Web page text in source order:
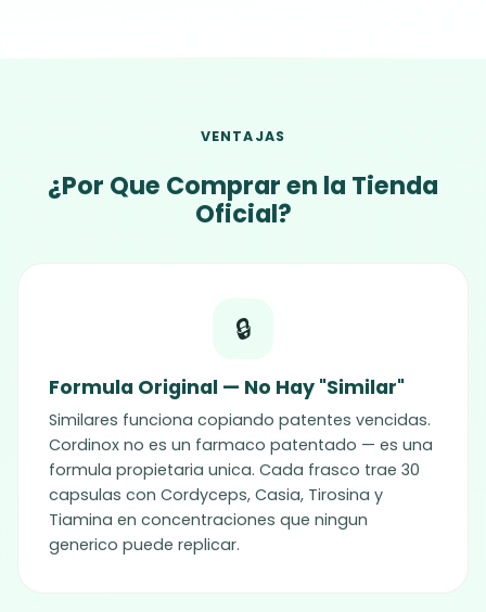
VENTAJAS
¿Por Que Comprar en la Tienda
Oficial?
🔒
Formula Original — No Hay "Similar"
Similares funciona copiando patentes vencidas.
Cordinox no es un farmaco patentado — es una
formula propietaria unica. Cada frasco trae 30
capsulas con Cordyceps, Casia, Tirosina y
Tiamina en concentraciones que ningun
generico puede replicar.